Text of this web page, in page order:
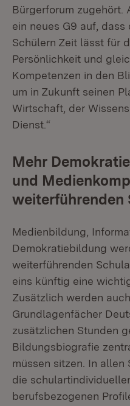
Bürgerforum zugehört.
ein neues G9 auf,
Schülern Zeit lässt für
Persönlichkeit und
Kompetenzen in den
um in Zukunft seinen
Wirtschaft, der
Dienst.“
Mehr
und
weiterführenden
Medienbildung,
Demokratiebildung
weiterführenden
eins künftig eine
Zusätzlich werden
Grundlagenfächer
zusätzlichen Stunden
Bildungsbiografie
müssen sitzen. In
die
berufsbezogenen